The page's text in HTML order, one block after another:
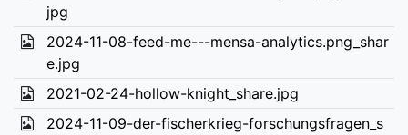
jpg
2024-11-08-feed-me---mensa-analytics.png_shar
e.jpg
2021-02-24-hollow-knight_share.jpg
2024-11-09-der-fischerkrieg-forschungsfragen_s